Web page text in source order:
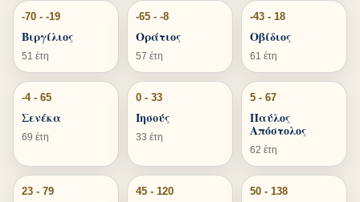
-70 - -19
Βιργίλιος
51 έτη
-65 - -8
Οράτιος
57 έτη
-43 - 18
Οβίδιος
61 έτη
-4 - 65
Σενέκα
69 έτη
0 - 33
Ιησούς
33 έτη
5 - 67
Παύλος
Απόστολος
62 έτη
23 - 79 45 - 120 50 - 138